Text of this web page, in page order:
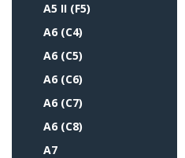
A5 II (F5)
A6 (C4)
A6 (C5)
A6 (C6)
A6 (C7)
A6 (C8)
A7